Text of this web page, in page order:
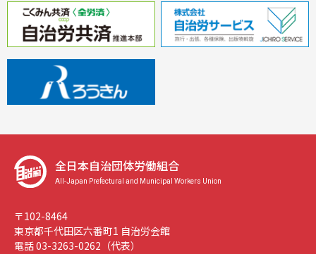
全日本自治団体労働組合
All-Japan Prefectural and Municipal Workers Union
〒102-8464
東京都千代田区六番町1 自治労会館
電話 03-3263-0262（代表）